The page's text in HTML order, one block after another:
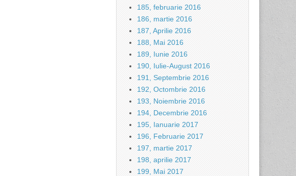
185, februarie 2016
186, martie 2016
187, Aprilie 2016
188, Mai 2016
189, Iunie 2016
190, Iulie-August 2016
191, Septembrie 2016
192, Octombrie 2016
193, Noiembrie 2016
194, Decembrie 2016
195, Ianuarie 2017
196, Februarie 2017
197, martie 2017
198, aprilie 2017
199, Mai 2017